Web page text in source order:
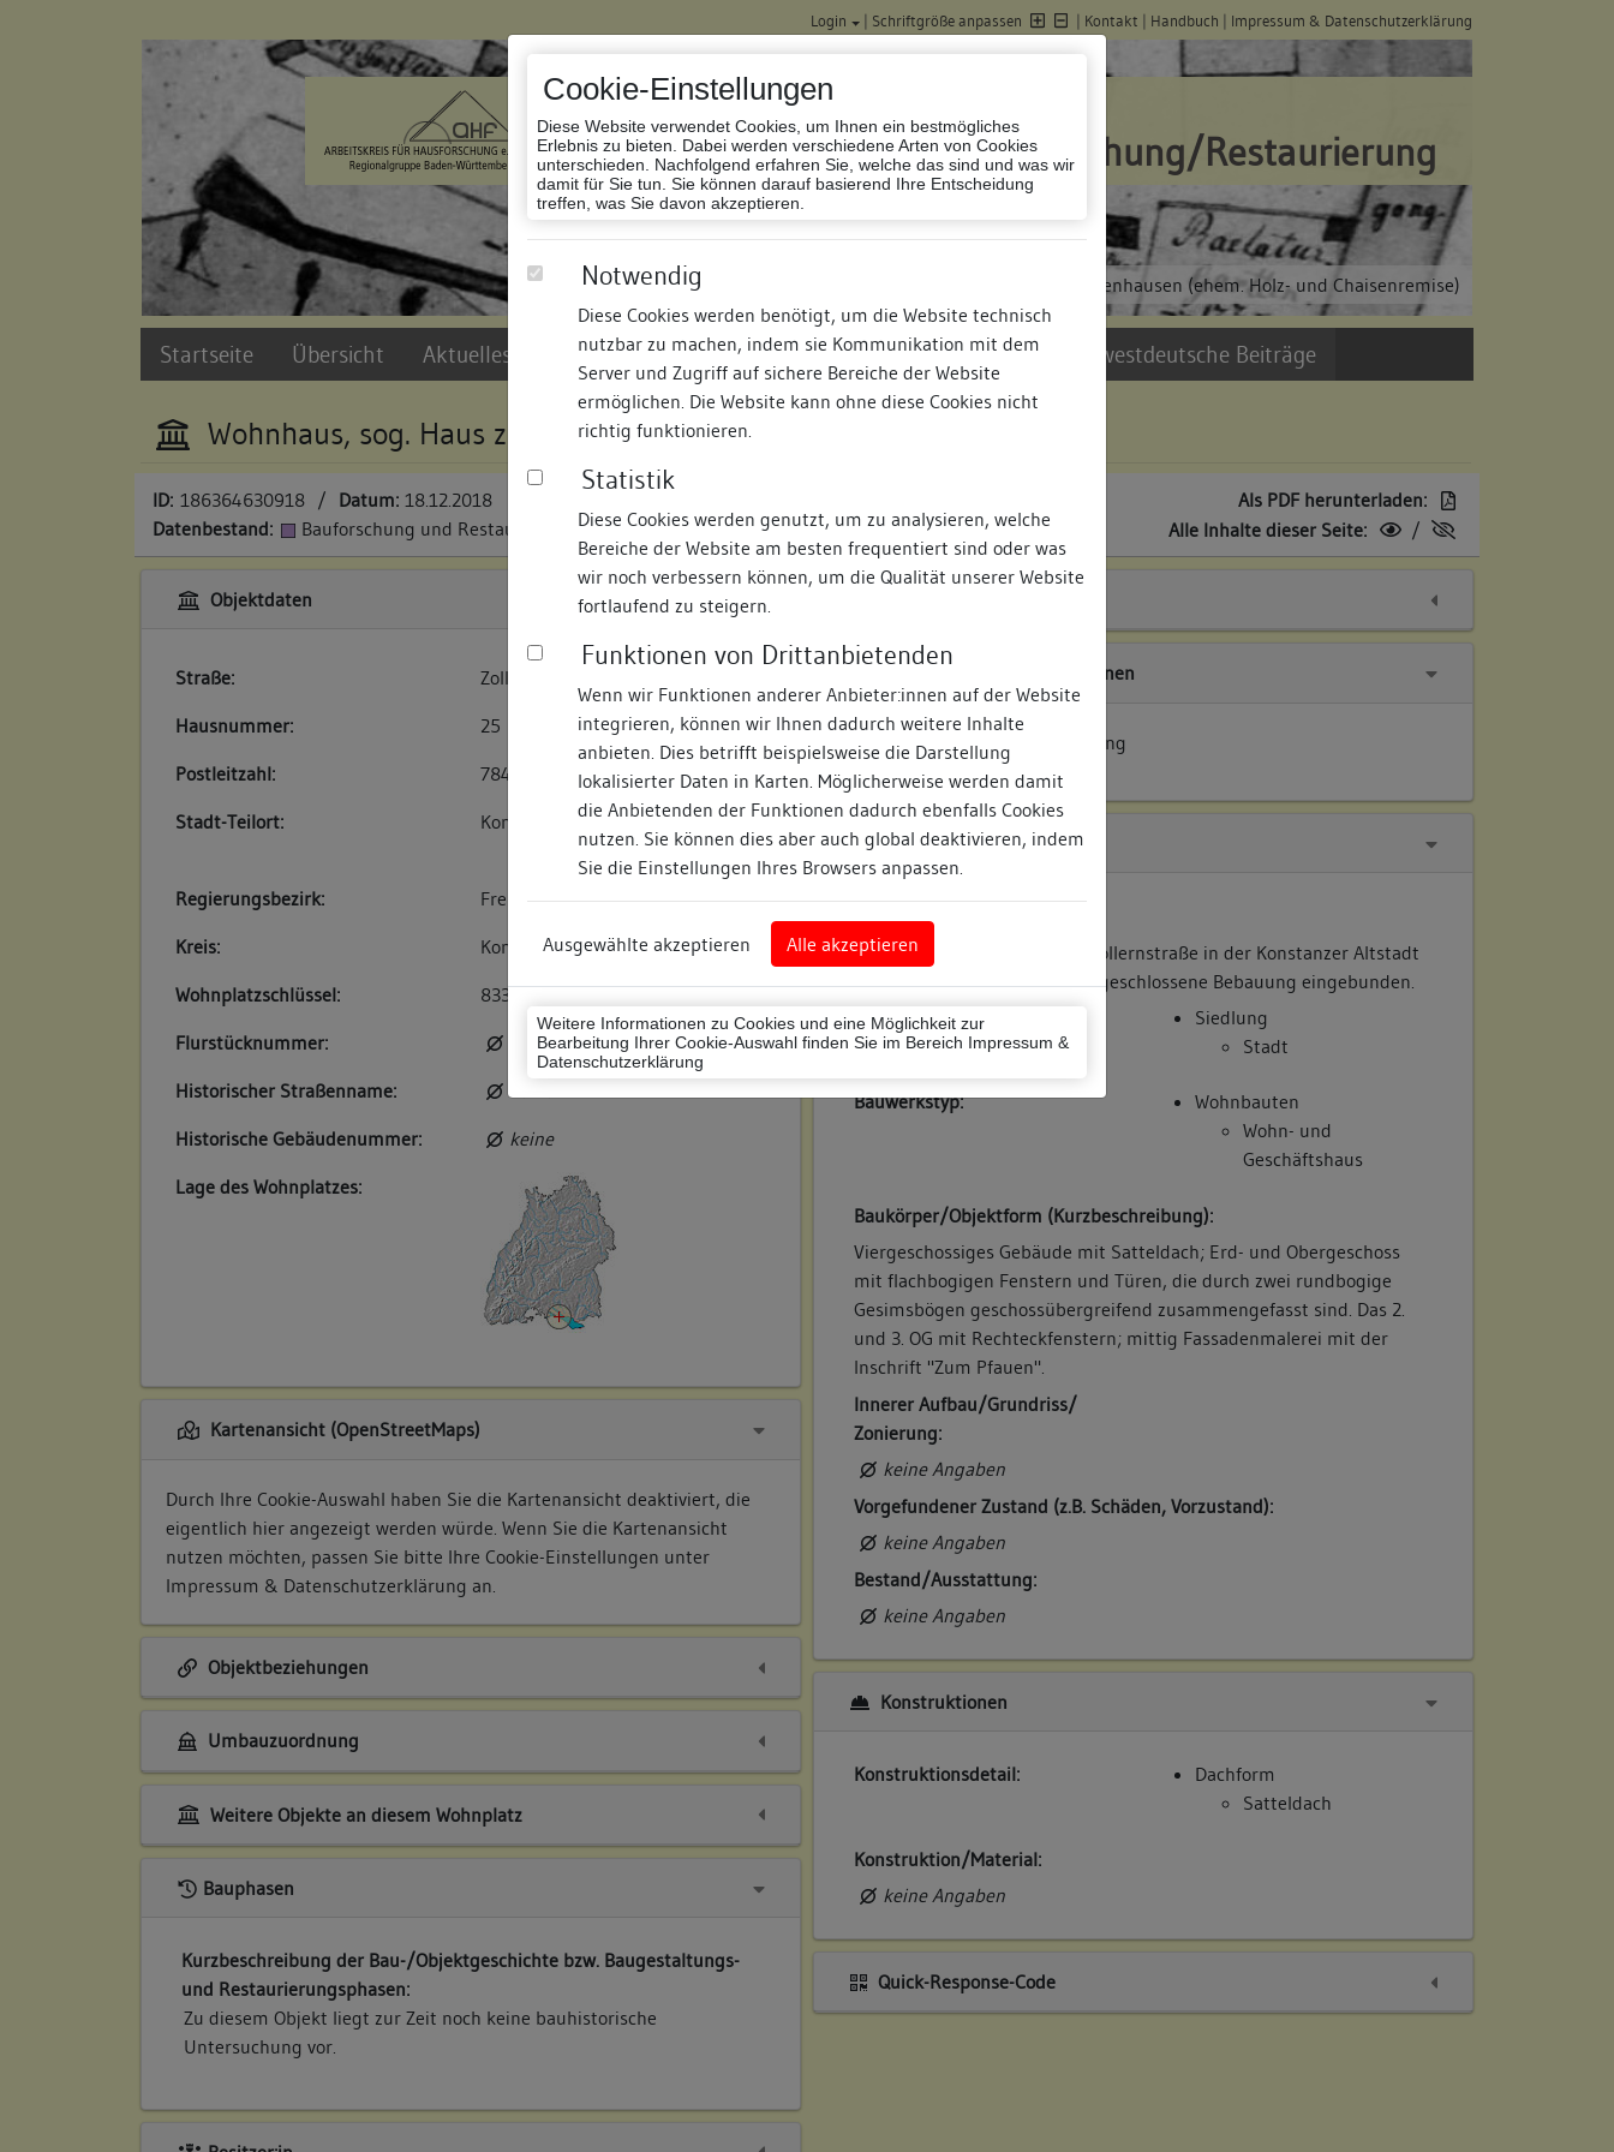
Cookie-Einstellungen
Diese Website verwendet Cookies, um Ihnen ein bestmögliches
Erlebnis zu bieten. Dabei werden verschiedene Arten von Cookies
unterschieden. Nachfolgend erfahren Sie, welche das sind und was wir
damit für Sie tun. Sie können darauf basierend Ihre Entscheidung
treffen, was Sie davon akzeptieren.
Notwendig
Diese Cookies werden benötigt, um die Website technisch
nutzbar zu machen, indem sie Kommunikation mit dem
Server und Zugriff auf sichere Bereiche der Website
ermöglichen. Die Website kann ohne diese Cookies nicht
richtig funktionieren.
Statistik
Diese Cookies werden genutzt, um zu analysieren, welche
Bereiche der Website am besten frequentiert sind oder was
wir noch verbessern können, um die Qualität unserer Website
fortlaufend zu steigern.
Funktionen von Drittanbietenden
Wenn wir Funktionen anderer Anbieter:innen auf der Website
integrieren, können wir Ihnen dadurch weitere Inhalte
anbieten. Dies betrifft beispielsweise die Darstellung
lokalisierter Daten in Karten. Möglicherweise werden damit
die Anbietenden der Funktionen dadurch ebenfalls Cookies
nutzen. Sie können dies aber auch global deaktivieren, indem
Sie die Einstellungen Ihres Browsers anpassen.
Ausgewählte akzeptieren Alle akzeptieren
Weitere Informationen zu Cookies und eine Möglichkeit zur
Bearbeitung Ihrer Cookie-Auswahl finden Sie im Bereich Impressum &
Datenschutzerklärung
Login | Schriftgröße anpassen | Kontakt | Handbuch | Impressum & Datenschutzerklärung
Kloster Bebenhausen (ehem. Holz- und Chaisenremise)
Datenbank Bauforschung/Restaurierung
Startseite Übersicht Aktuelles und Termine Suche Freie Bauforscher:innen Südwestdeutsche Beiträge
Wohnhaus, sog. Haus zum Pfauen
ID: 186364630918 / Datum: 18.12.2018
Datenbestand:
Bauforschung und Restaurierung
Als PDF herunterladen:
Alle Inhalte dieser Seite:
/
Objektdaten
Straße:
Zollernstraße
Hausnummer:
25
Postleitzahl:
78462
Stadt-Teilort:
Konstanz
Regierungsbezirk:
Freiburg
Kreis:
Konstanz (Landkreis)
Wohnplatzschlüssel:
8335043012
Flurstücknummer:
keine
Historischer Straßenname:
keiner
Historische Gebäudenummer:
keine
Lage des Wohnplatzes:
Kartenansicht (OpenStreetMaps)
Durch Ihre Cookie-Auswahl haben Sie die Kartenansicht deaktiviert, die
eigentlich hier angezeigt werden würde. Wenn Sie die Kartenansicht
nutzen möchten, passen Sie bitte Ihre Cookie-Einstellungen unter
Impressum & Datenschutzerklärung an.
Objektbeziehungen
Umbauzuordnung
Weitere Objekte an diesem Wohnplatz
Bauphasen
Kurzbeschreibung der Bau-/Objektgeschichte bzw. Baugestaltungs-
und Restaurierungsphasen:
Zu diesem Objekt liegt zur Zeit noch keine bauhistorische
Untersuchung vor.
Zugeordnete Dokumentationen
Bericht Fassadenrenovierung
Beschreibung
Umgebung, Lage:
Traufseitig an der südlichen Zollernstraße in der Konstanzer Altstadt
stehend, giebelständig in die geschlossene Bebauung eingebunden.
Lagedetail:
Siedlung
Stadt
Bauwerkstyp:
Wohnbauten
Wohn- und
Geschäftshaus
Baukörper/Objektform (Kurzbeschreibung):
Viergeschossiges Gebäude mit Satteldach; Erd- und Obergeschoss
mit flachbogigen Fenstern und Türen, die durch zwei rundbogige
Gesimsbögen geschossübergreifend zusammengefasst sind. Das 2.
und 3. OG mit Rechteckfenstern; mittig Fassadenmalerei mit der
Inschrift "Zum Pfauen".
Innerer Aufbau/Grundriss/
Zonierung:
keine Angaben
Vorgefundener Zustand (z.B. Schäden, Vorzustand):
keine Angaben
Bestand/Ausstattung:
keine Angaben
Konstruktionen
Konstruktionsdetail:
Dachform
Satteldach
Konstruktion/Material:
keine Angaben
Quick-Response-Code